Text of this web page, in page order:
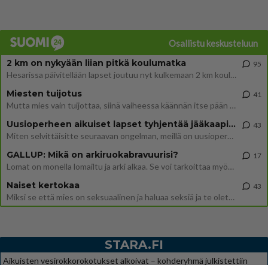
Osallistu keskusteluun
2 km on nykyään liian pitkä koulumatka
Hesarissa päivitellään lapset joutuu nyt kulkemaan 2 km kouluun jösses. Ruostefillarilla tuo matka menee vaikka miten äk
95
Miesten tuijotus
Mutta mies vain tuijottaa, siinä vaiheessa käännän itse pään pois. Mikä juttu? Yleensä jos joku tuijottaa tai katsoo, hä
41
Uusioperheen aikuiset lapset tyhjentää jääkaapin käydessään
Miten selvittäisitte seuraavan ongelman, meillä on uusioperhe, minulla teini-ikäiset lapset ja puolisolla aikuiset, jotk
43
GALLUP: Mikä on arkiruokabravuurisi?
Lomat on monella lomailtu ja arki alkaa. Se voi tarkoittaa myös sitä, että grillailut on grillattu ja palataan arjen ruo
17
Naiset kertokaa
Miksi se että mies on seksuaalinen ja haluaa seksiä ja te olette hänen mielestänne haluttava on vastenmielistä? Mikä sii
43
STARA.FI
Aikuisten vesirokkorokotukset alkoivat – kohderyhmä julkistettiin